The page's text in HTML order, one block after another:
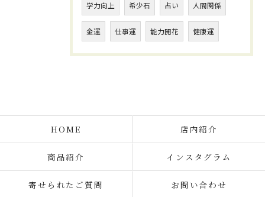
学力向上 希少石 占い 人間関係
金運 仕事運 能力開花 健康運
HOME 店内紹介
商品紹介 インスタグラム
寄せられたご質問 お問い合わせ